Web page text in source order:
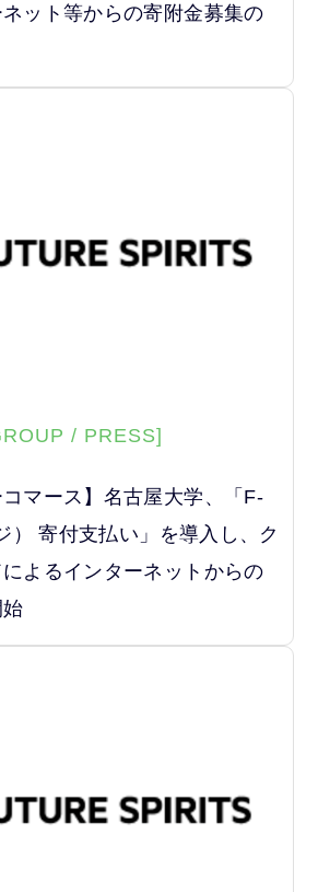
ット等からの寄附金募集の
/ PRESS]
コマース】名古屋大学、「F-
） 寄付支払い」を導入し、ク
よるインターネットからの